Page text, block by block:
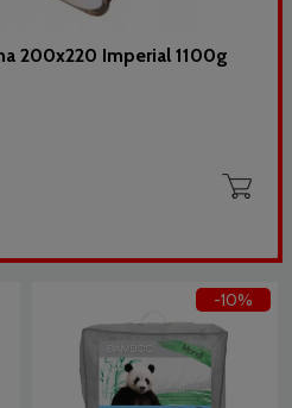
200x220 Imperial 1100g
-10%